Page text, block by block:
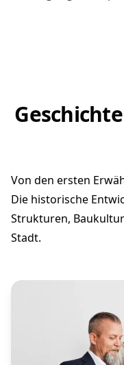
Von den ersten
Die historische
Strukturen,
Stadt.